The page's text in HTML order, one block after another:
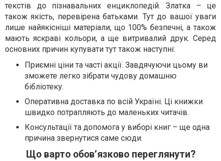
текстів до пізнавальних енциклопедій. Златка – це
також якість, перевірена батьками. Тут до вашої уваги
лише найякісніші матеріали, що 100% безпечні, а також
мають яскраві кольори, а ще витривалий друк. Серед
основних причин купувати тут також наступні:
Приємні ціни та часті акції. Завдячуючи цьому ви
зможете легко зібрати чудову домашню
бібліотеку.
Оперативна доставка по всій Україні. Ці книжки
швидко потрапляють до маленьких читачів.
Консультації та допомога у виборі книг – ще одна
причина звернутися саме сюди.
Що варто обов’язково переглянути?